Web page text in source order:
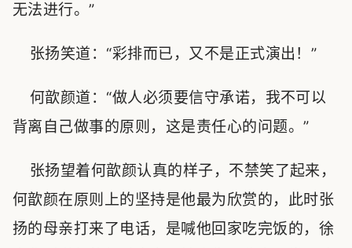
无法进行。”
张扬笑道：“彩排而已，又不是正式演出！”
何歆颜道：“做人必须要信守承诺，我不可以
背离自己做事的原则，这是责任心的问题。”
张扬望着何歆颜认真的样子，不禁笑了起来，
何歆颜在原则上的坚持是他最为欣赏的，此时张
扬的母亲打来了电话，是喊他回家吃完饭的，徐